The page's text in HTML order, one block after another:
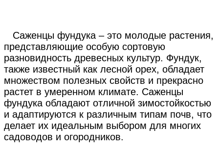
Саженцы фундука – это молодые растения,
представляющие особую сортовую
разновидность древесных культур. Фундук,
также известный как лесной орех, обладает
множеством полезных свойств и прекрасно
растет в умеренном климате. Саженцы
фундука обладают отличной зимостойкостью
и адаптируются к различным типам почв, что
делает их идеальным выбором для многих
садоводов и огородников.